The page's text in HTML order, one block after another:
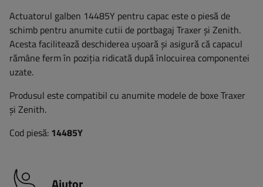
Actuatorul galben 14485Y pentru capac este o piesă de
schimb pentru anumite cutii de portbagaj Traxer și Zenith.
Acesta facilitează deschiderea ușoară și asigură că capacul
rămâne ferm în poziția ridicată după înlocuirea componentei
uzate.
Produsul este compatibil cu anumite modele de boxe Traxer
și Zenith.
Cod piesă: 14485Y